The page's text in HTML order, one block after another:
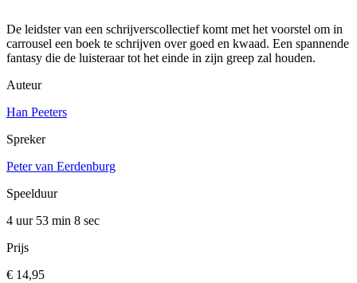
De leidster van een schrijverscollectief komt met het voorstel om in
carrousel een boek te schrijven over goed en kwaad. Een spannende
fantasy die de luisteraar tot het einde in zijn greep zal houden.
Auteur
Han Peeters
Spreker
Peter van Eerdenburg
Speelduur
4 uur 53 min 8 sec
Prijs
€ 14,95